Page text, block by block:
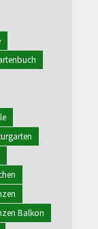
Balkon